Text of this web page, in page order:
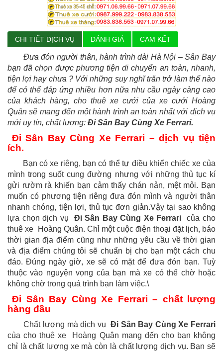
CHI TIẾT DỊCH VỤ ĐÁNH GIÁ CAM KẾT
Đưa đón người thân, hành trình dài Hà Nội – Sân Bay
bạn đã chọn được phương tiện di chuyển an toàn, nhanh,
tiện lợi hay chưa ? Với những suy nghĩ trăn trở làm thế nào
để có thể đáp ứng nhiều hơn nữa nhu cầu ngày càng cao
của khách hàng, cho thuê xe cưới của xe cưới Hoàng
Quân sẽ mang đến một hành trình an toàn nhất với dịch vụ
mới uy tín, chất lượng: Đi Sân Bay Cùng Xe Ferrari.
Đi Sân Bay Cùng Xe Ferrari – dịch vụ tiện
ích.
Bạn có xe riêng, bạn có thể tự điều khiển chiếc xe của
mình trong suốt cung đường nhưng với những thủ tục kí
gửi rườm rà khiến bạn cảm thấy chán nản, mệt mỏi. Bạn
muốn có phương tiện riêng đưa đón mình và người thân
nhanh chóng, tiện lợi, thủ tục đơn giản.Vậy tại sao không
lựa chọn dịch vụ
Đi Sân Bay Cùng Xe Ferrari của cho
thuê xe Hoàng Quân. Chỉ một cuộc điện thoại đặt lịch, báo
thời gian địa điểm cũng như những yêu cầu về thời gian
và địa điểm chúng tôi sẽ chuẩn bị cho bạn một cách chu
đáo. Đúng ngày giờ, xe sẽ có mặt để đưa đón bạn. Tuỳ
thuộc vào nguyện vọng của bạn mà xe có thể chờ hoặc
không chờ trong quá trình bạn làm việc.\
Đi Sân Bay Cùng Xe Ferrari – chất lượng
hàng đầu
Chất lượng mà dịch vụ Đi Sân Bay Cùng Xe Ferrari
của cho thuê xe Hoàng Quân mang đến cho bạn không
chỉ là chất lượng xe mà còn là chất lượng dịch vụ. Bạn sẽ